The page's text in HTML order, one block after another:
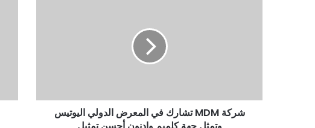
شركة MDM تشارك في المعرض الدولي اليوتيس